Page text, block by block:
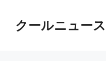
クールニュー